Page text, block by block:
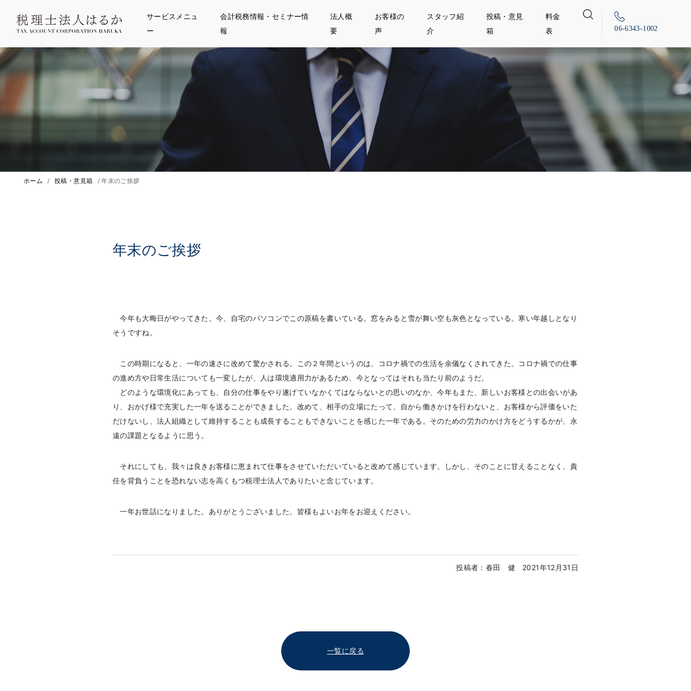
サービスメニュ
ー
会計税務情報・セミナー情
報
法人概
要
お客様の
声
スタッフ紹
介
投稿・意見
箱
料金
表
06-6343-1002
ホーム / 投稿・意見箱 /年末のご挨拶
年末のご挨拶
今年も大晦日がやってきた。今、自宅のパソコンでこの原稿を書いている。窓をみると雪が舞い空も灰色となっている。寒い年越しとなり
そうですね。
この時期になると、一年の速さに改めて驚かされる。この２年間というのは、コロナ禍での生活を余儀なくされてきた。コロナ禍での仕事
の進め方や日常生活についても一変したが、人は環境適用力があるため、今となってはそれも当たり前のようだ。
どのような環境化にあっても、自分の仕事をやり遂げていなかくてはならないとの思いのなか、今年もまた、新しいお客様との出会いがあ
り、おかげ様で充実した一年を送ることができました。改めて、相手の立場にたって、自から働きかけを行わないと、お客様から評価をいた
だけないし、法人組織として維持することも成長することもできないことを感じた一年である。そのための労力のかけ方をどうするかが、永
遠の課題となるように思う。
それにしても、我々は良きお客様に恵まれて仕事をさせていただいていると改めて感じています。しかし、そのことに甘えることなく、責
任を背負うことを恐れない志を高くもつ税理士法人でありたいと念じています。
一年お世話になりました。ありがとうございました。皆様もよいお年をお迎えください。
投稿者：春田 健 2021年12月31日
一覧に戻る